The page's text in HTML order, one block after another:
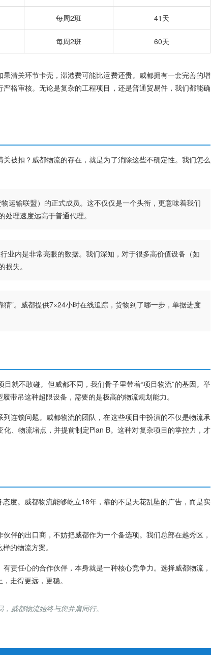
每周2班 41天
每周2班 60天
清关环节卡壳，滞港费可能比运费还贵。威都拥有一套完善的增
格审核。无论是复杂的工程项目，还是普通贸易件，我们都能确
被扣？威都物流的存在，就是为了消除这些不确定性。我们怎么
运输联盟）的正式成员。这不仅仅是一个头衔，更意味着我们
理速度远高于普通代理。
业内是非常亮眼的数据。我们深知，对于很多高价值设备（如
失。
”。威都提供7×24小时在线追踪，货物到了哪一步，单据进度
就不敢碰。但威都不同，我们骨子里带着“项目物流”的基因。举
带吊这种超限设备，需要的是极高的物流规划能力。
连锁问题。威都物流的团队，在这些项目中扮演的不仅是物流承
、物流堵点，并提前制定Plan B。这种对复杂项目的掌控力，才
度。威都物流能够屹立18年，靠的不是天花乱坠的广告，而是实
伴的出口商，不妨把威都作为一个备选项。我们总部在越秀区，
的物流方案。
责任心的合作伙伴，本身就是一种核心竞争力。选择威都物流，
走得更远，更稳。
威都物流始终与您并肩同行。